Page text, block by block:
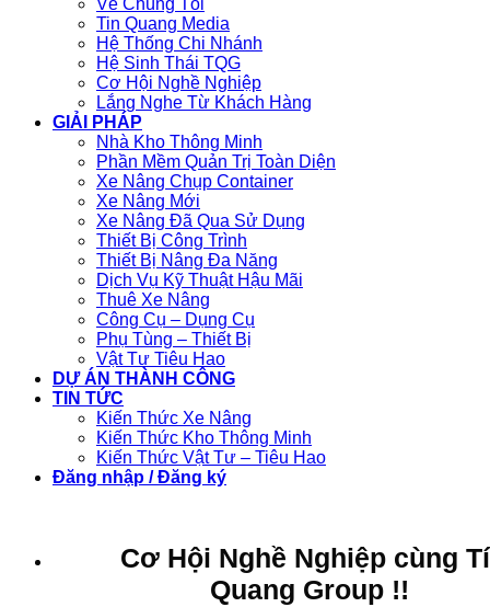
Về Chúng Tôi
Tin Quang Media
Hệ Thống Chi Nhánh
Hệ Sinh Thái TQG
Cơ Hội Nghề Nghiệp
Lắng Nghe Từ Khách Hàng
GIẢI PHÁP
Nhà Kho Thông Minh
Phần Mềm Quản Trị Toàn Diện
Xe Nâng Chụp Container
Xe Nâng Mới
Xe Nâng Đã Qua Sử Dụng
Thiết Bị Công Trình
Thiết Bị Nâng Đa Năng
Dịch Vụ Kỹ Thuật Hậu Mãi
Thuê Xe Nâng
Công Cụ – Dụng Cụ
Phụ Tùng – Thiết Bị
Vật Tư Tiêu Hao
DỰ ÁN THÀNH CÔNG
TIN TỨC
Kiến Thức Xe Nâng
Kiến Thức Kho Thông Minh
Kiến Thức Vật Tư – Tiêu Hao
Đăng nhập / Đăng ký
Cơ Hội Nghề Nghiệp cùng
Quang Group !!